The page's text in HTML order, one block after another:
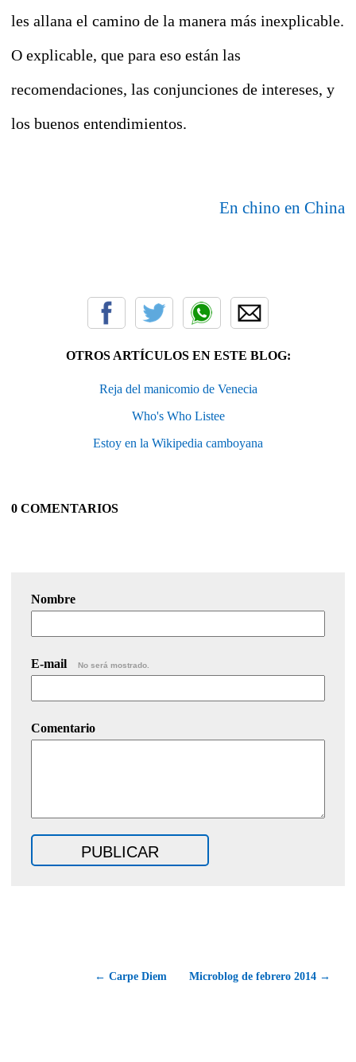
les allana el camino de la manera más inexplicable.
O explicable, que para eso están las
recomendaciones, las conjunciones de intereses, y
los buenos entendimientos.
En chino en China
OTROS ARTÍCULOS EN ESTE BLOG:
Reja del manicomio de Venecia
Who's Who Listee
Estoy en la Wikipedia camboyana
0 COMENTARIOS
Nombre
E-mail No será mostrado.
Comentario
← Carpe Diem Microblog de febrero 2014 →